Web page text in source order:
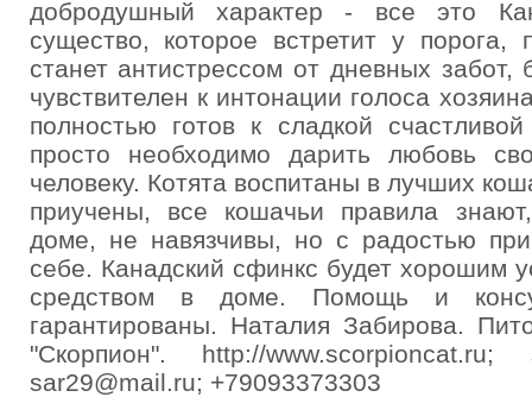
добродушный характер - все это
существо, которое встретит у порога,
станет антистрессом от дневных забот,
чувствителен к интонации голоса
полностью готов к сладкой
просто необходимо дарить любовь
человеку. Котята воспитаны в лучших
приучены, все кошачьи правила
доме, не навязчивы, но с радостью
себе. Канадский сфинкс будет хорошим
средством в доме. Помощь и
гарантированы. Наталия Забирова.
"Скорпион". http://
sar29@mail.ru; +79093373303